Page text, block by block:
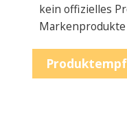
kein offizielles